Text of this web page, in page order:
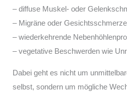
– diffuse Muskel- oder
– Migräne oder
– wiederkehrende
– vegetative Beschwerden wie
Dabei geht es nicht um
selbst, sondern um mögliche